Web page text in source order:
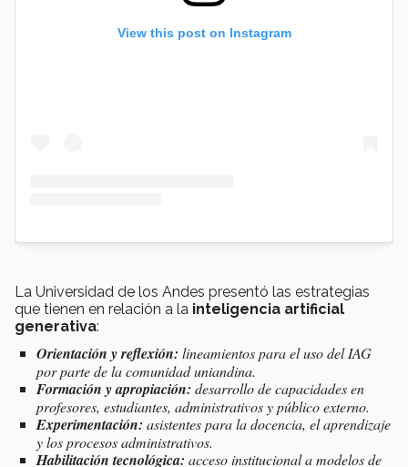
View this post on Instagram
La Universidad de los Andes presentó las estrategias
que tienen en relación a la inteligencia artificial
generativa:
Orientación y reflexión: lineamientos para el uso del IAG
por parte de la comunidad uniandina.
Formación y apropiación: desarrollo de capacidades en
profesores, estudiantes, administrativos y público externo.
Experimentación: asistentes para la docencia, el aprendizaje
y los procesos administrativos.
Habilitación tecnológica: acceso institucional a modelos de